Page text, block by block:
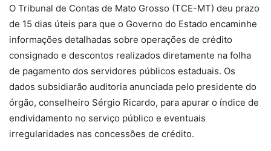
O Tribunal de Contas de Mato Grosso (TCE-MT) deu prazo
de 15 dias úteis para que o Governo do Estado encaminhe
informações detalhadas sobre operações de crédito
consignado e descontos realizados diretamente na folha
de pagamento dos servidores públicos estaduais. Os
dados subsidiarão auditoria anunciada pelo presidente do
órgão, conselheiro Sérgio Ricardo, para apurar o índice de
endividamento no serviço público e eventuais
irregularidades nas concessões de crédito.